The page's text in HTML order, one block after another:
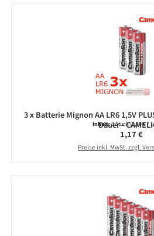
3 x Batterie Mignon AA LR6 1,5V
Dauer -
Inhalt:3 Stück(0,39 € /
Regulärer
1,17 €
Preise inkl. MwSt. zzgl.